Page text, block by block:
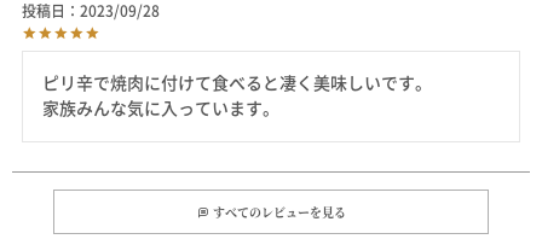
投稿日
2023/09/28
ピリ辛で焼肉に付けて食べると凄く美味しいです。
家族みんな気に入っています。
すべてのレビューを見る